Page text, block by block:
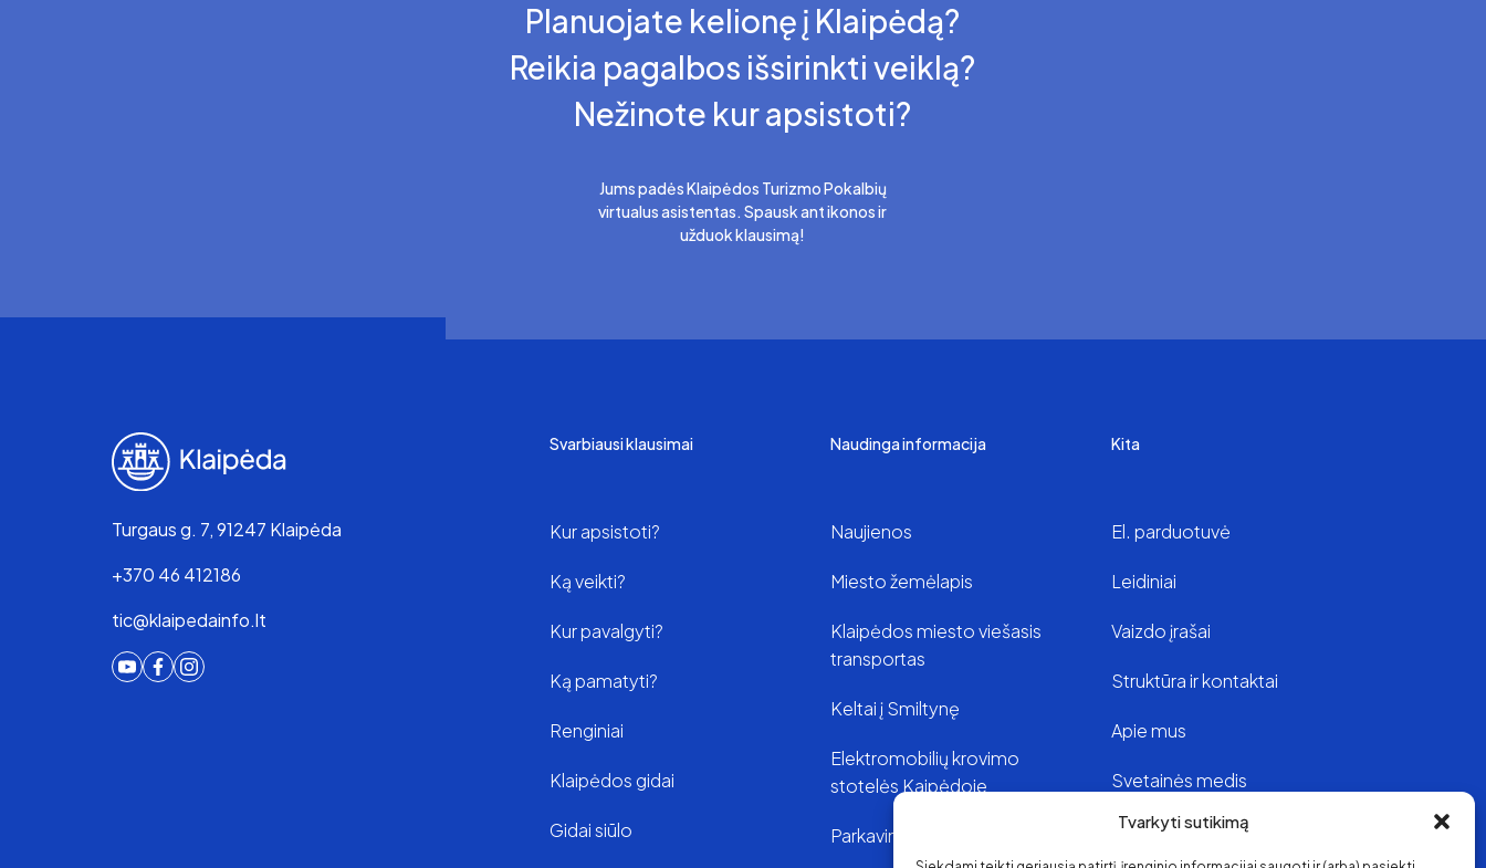
Tvarkyti sutikimą
Planuojate kelionę į Klaipėdą?
Reikia pagalbos išsirinkti veiklą?
Nežinote kur apsistoti?
Jums padės Klaipėdos Turizmo Pokalbių
virtualus asistentas. Spausk ant ikonos ir
užduok klausimą!
Turgaus g. 7, 91247 Klaipėda
+370 46 412186
tic@klaipedainfo.lt
Svarbiausi klausimai
Kur apsistoti?
Ką veikti?
Kur pavalgyti?
Ką pamatyti?
Renginiai
Klaipėdos gidai
Gidai siūlo
Naudinga informacija
Naujienos
Miesto žemėlapis
Klaipėdos miesto viešasis
transportas
Keltai į Smiltynę
Elektromobilių krovimo
stotelės Kaipėdoje
Parkavimas Klaipėdoje
Kita
El. parduotuvė
Leidiniai
Vaizdo įrašai
Struktūra ir kontaktai
Apie mus
Svetainės medis